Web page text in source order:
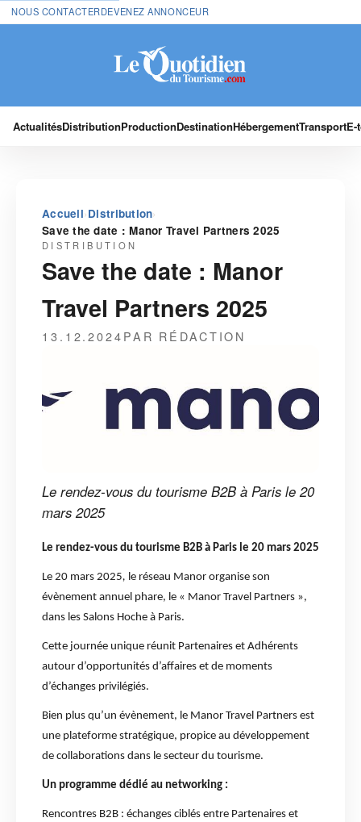
NOUS CONTACTERDEVENEZ ANNONCEUR
ActualitésDistributionProductionDestinationHébergementTransport
Accueil›Distribution›
Save the date : Manor Travel Partners 2025
DISTRIBUTION
Save the date : Manor
Travel Partners 2025
13.12.2024PAR RÉDACTION
Le rendez-vous du tourisme B2B à Paris le 20
mars 2025
Le rendez-vous du tourisme B2B à Paris le 20 mars 2025
Le 20 mars 2025, le réseau Manor organise son
évènement annuel phare, le « Manor Travel Partners »,
dans les Salons Hoche à Paris.
Cette journée unique réunit Partenaires et Adhérents
autour d’opportunités d’affaires et de moments
d’échanges privilégiés.
Bien plus qu’un évènement, le Manor Travel Partners est
une plateforme stratégique, propice au développement
de collaborations dans le secteur du tourisme.
Un programme dédié au networking :
Rencontres B2B : échanges ciblés entre Partenaires et